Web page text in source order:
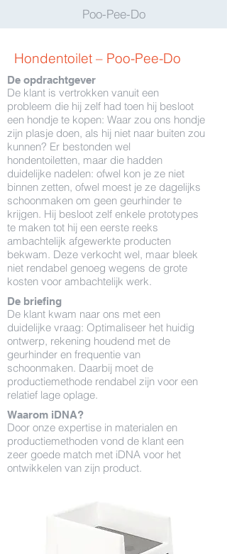
Poo-Pee-Do
Hondentoilet – Poo-Pee-Do
De opdrachtgever
De klant is vertrokken vanuit een
probleem die hij zelf had toen hij besloot
een hondje te kopen: Waar zou ons hondje
zijn plasje doen, als hij niet naar buiten zou
kunnen? Er bestonden wel
hondentoiletten, maar die hadden
duidelijke nadelen: ofwel kon je ze niet
binnen zetten, ofwel moest je ze dagelijks
schoonmaken om geen geurhinder te
krijgen. Hij besloot zelf enkele prototypes
te maken tot hij een eerste reeks
ambachtelijk afgewerkte producten
bekwam. Deze verkocht wel, maar bleek
niet rendabel genoeg wegens de grote
kosten voor ambachtelijk werk.
De briefing
De klant kwam naar ons met een
duidelijke vraag: Optimaliseer het huidig
ontwerp, rekening houdend met de
geurhinder en frequentie van
schoonmaken. Daarbij moet de
productiemethode rendabel zijn voor een
relatief lage oplage.
Waarom iDNA?
Door onze expertise in materialen en
productiemethoden vond de klant een
zeer goede match met iDNA voor het
ontwikkelen van zijn product.